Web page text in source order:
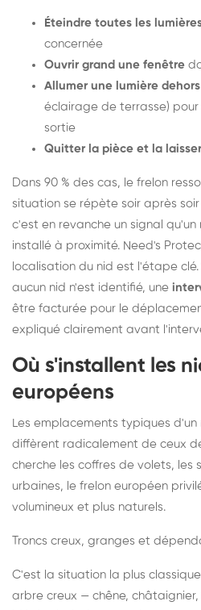
Éteindre toutes les
concernée
Ouvrir grand une fenêtre
Allumer une lumière dehors
éclairage de terrasse)
sortie
Quitter la pièce et la
Dans 90 % des cas, le frelon
situation se répète soir après
c'est en revanche un signal
installé à proximité. Need's
localisation du nid est l'étape
aucun nid n'est identifié, une
être facturée pour le
expliqué clairement avant
Où s'installent les
européens
Les emplacements typiques
diffèrent radicalement de ceux
cherche les coffres de volets, les
urbaines, le frelon européen
volumineux et plus naturels.
Troncs creux, granges et
C'est la situation la plus classique
arbre creux — chêne,